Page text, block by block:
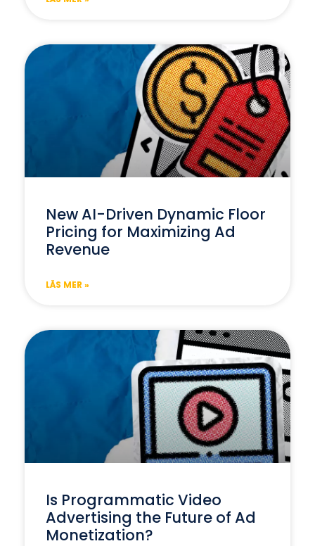
New AI-Driven Dynamic Floor
Pricing for Maximizing Ad
Revenue
LÄS MER »
Is Programmatic Video
Advertising the Future of Ad
Monetization?